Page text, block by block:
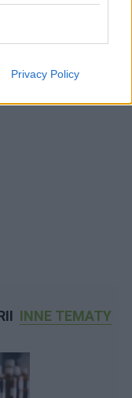
Privacy Policy
INNE TEMATY